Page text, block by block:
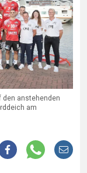
den anstehenden
am